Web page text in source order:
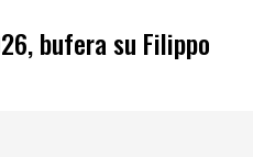
bufera su Filippo